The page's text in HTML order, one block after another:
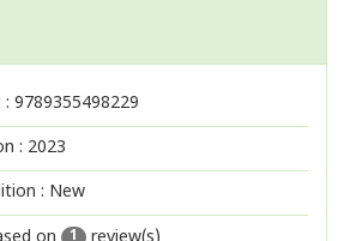
: 9789355498229
: 2023
: New
1